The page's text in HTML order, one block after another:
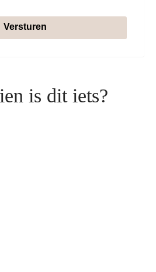
Versturen
is dit iets?